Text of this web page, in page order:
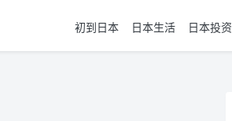
初到日本 日本生活 日本投资